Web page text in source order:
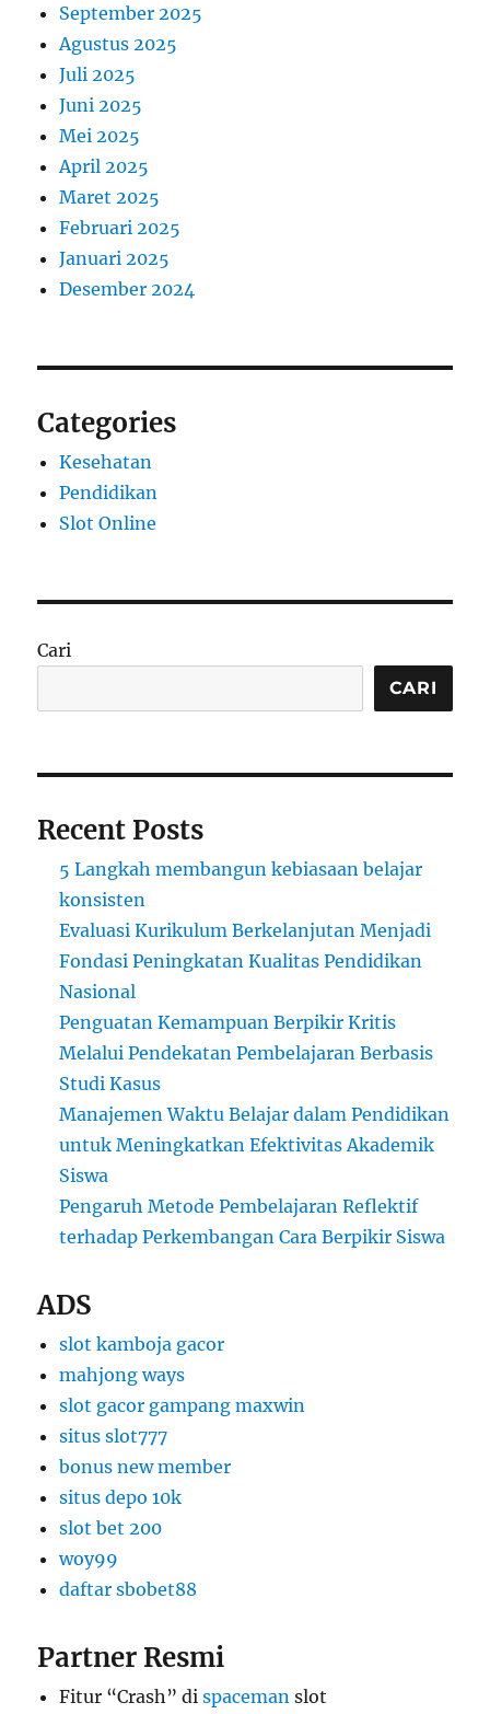
September 2025
Agustus 2025
Juli 2025
Juni 2025
Mei 2025
April 2025
Maret 2025
Februari 2025
Januari 2025
Desember 2024
Categories
Kesehatan
Pendidikan
Slot Online
Cari
CARI
Recent Posts
5 Langkah membangun kebiasaan belajar
konsisten
Evaluasi Kurikulum Berkelanjutan Menjadi
Fondasi Peningkatan Kualitas Pendidikan
Nasional
Penguatan Kemampuan Berpikir Kritis
Melalui Pendekatan Pembelajaran Berbasis
Studi Kasus
Manajemen Waktu Belajar dalam Pendidikan
untuk Meningkatkan Efektivitas Akademik
Siswa
Pengaruh Metode Pembelajaran Reflektif
terhadap Perkembangan Cara Berpikir Siswa
ADS
slot kamboja gacor
mahjong ways
slot gacor gampang maxwin
situs slot777
bonus new member
situs depo 10k
slot bet 200
woy99
daftar sbobet88
Partner Resmi
Fitur “Crash” dispaceman slot